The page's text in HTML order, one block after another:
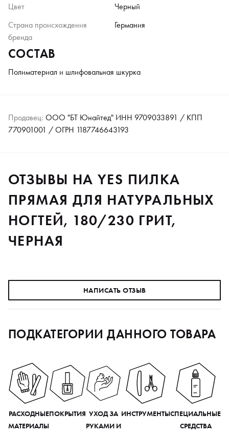
Цвет
Черный
Страна происхождения
бренда
Германия
СОСТАВ
Полиматериал и шлифовальная шкурка
Продавец: ООО "БТ Юнайтед" ИНН 9709033891 / КПП
770901001 / ОГРН 1187746643193
ОТЗЫВЫ НА YES ПИЛКА
ПРЯМАЯ ДЛЯ НАТУРАЛЬНЫХ
НОГТЕЙ, 180/230 ГРИТ,
ЧЕРНАЯ
НАПИСАТЬ ОТЗЫВ
ПОДКАТЕГОРИИ ДАННОГО ТОВАРА
РАСХОДНЫЕ
МАТЕРИАЛЫ
ПОКРЫТИЯ УХОД ЗА
РУКАМИ И
ИНСТРУМЕНТЫСПЕЦИАЛЬНЫЕ
СРЕДСТВА